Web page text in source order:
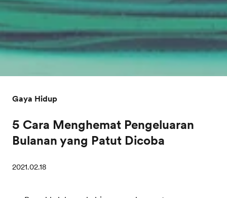
Gaya Hidup
5 Cara Menghemat Pengeluaran
Bulanan yang Patut Dicoba
2021.02.18